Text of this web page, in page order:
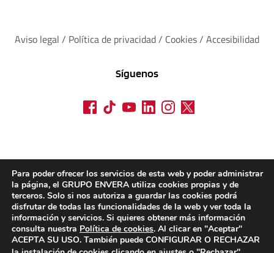
Aviso legal / Política de privacidad / Cookies / Accesibilidad
Síguenos
Para poder ofrecer los servicios de esta web y poder administrar
la página, el GRUPO ENVERA utiliza cookies propias y de
terceros. Solo si nos autoriza a guardar las cookies podrá
disfrutar de todas las funcionalidades de la web y ver toda la
información y servicios. Si quieres obtener más información
consulta nuestra Política de cookies. Al clicar en "Aceptar"
ACEPTA SU USO. También puede CONFIGURAR O RECHAZAR